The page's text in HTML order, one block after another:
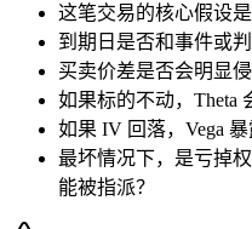
这笔交易的核心假设是
到期日是否和事件或
买卖价差是否会明显侵
如果标的不动， Theta
如果 IV 回落， Vega 暴
最坏情况下，是亏掉
能被指派？